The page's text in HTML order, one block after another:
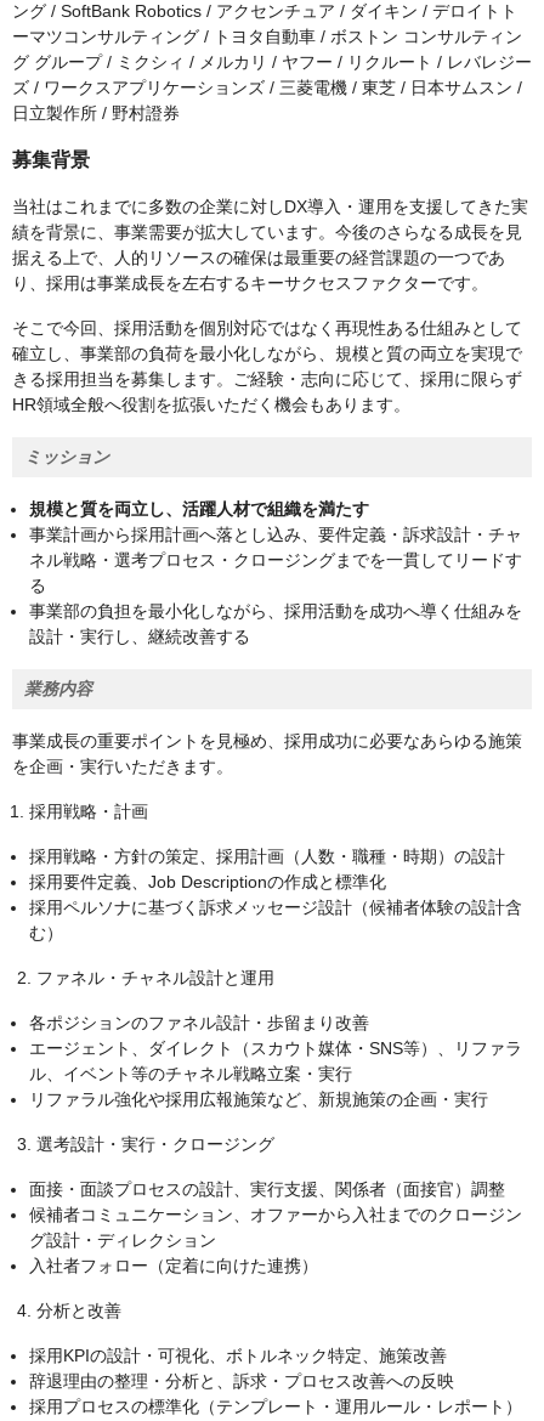
ング / SoftBank Robotics / アクセンチュア / ダイキン / デロイトト
ーマツコンサルティング / トヨタ自動車 / ボストン コンサルティン
グ グループ / ミクシィ / メルカリ / ヤフー / リクルート / レバレジー
ズ / ワークスアプリケーションズ / 三菱電機 / 東芝 / 日本サムスン /
日立製作所 / 野村證券
募集背景
当社はこれまでに多数の企業に対しDX導入・運用を支援してきた実
績を背景に、事業需要が拡大しています。今後のさらなる成長を見
据える上で、人的リソースの確保は最重要の経営課題の一つであ
り、採用は事業成長を左右するキーサクセスファクターです。
そこで今回、採用活動を個別対応ではなく再現性ある仕組みとして
確立し、事業部の負荷を最小化しながら、規模と質の両立を実現で
きる採用担当を募集します。ご経験・志向に応じて、採用に限らず
HR領域全般へ役割を拡張いただく機会もあります。
ミッション
規模と質を両立し、活躍人材で組織を満たす
事業計画から採用計画へ落とし込み、要件定義・訴求設計・チャ
ネル戦略・選考プロセス・クロージングまでを一貫してリードす
る
事業部の負担を最小化しながら、採用活動を成功へ導く仕組みを
設計・実行し、継続改善する
業務内容
事業成長の重要ポイントを見極め、採用成功に必要なあらゆる施策
を企画・実行いただきます。
採用戦略・計画
採用戦略・方針の策定、採用計画（人数・職種・時期）の設計
採用要件定義、Job Descriptionの作成と標準化
採用ペルソナに基づく訴求メッセージ設計（候補者体験の設計含
む）
2. ファネル・チャネル設計と運用
各ポジションのファネル設計・歩留まり改善
エージェント、ダイレクト（スカウト媒体・SNS等）、リファラ
ル、イベント等のチャネル戦略立案・実行
リファラル強化や採用広報施策など、新規施策の企画・実行
3. 選考設計・実行・クロージング
面接・面談プロセスの設計、実行支援、関係者（面接官）調整
候補者コミュニケーション、オファーから入社までのクロージン
グ設計・ディレクション
入社者フォロー（定着に向けた連携）
4. 分析と改善
採用KPIの設計・可視化、ボトルネック特定、施策改善
辞退理由の整理・分析と、訴求・プロセス改善への反映
採用プロセスの標準化（テンプレート・運用ルール・レポート）